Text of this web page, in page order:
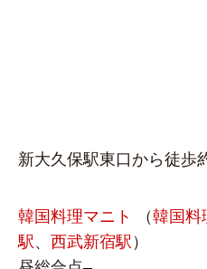
新大久保駅東口から徒歩
韓国料理マニト （韓国料
駅 、 西武新宿駅 ）